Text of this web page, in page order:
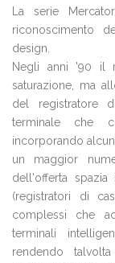
La serie
riconoscimento
design.
Negli anni '90 il
saturazione, ma
del registratore
terminale che
incorporando
un maggior
dell'offerta
(registratori di
complessi che
terminali
rendendo